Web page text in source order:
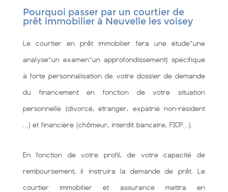
Pourquoi passer par un courtier de
prêt immobilier à Neuvelle les voisey
Le courtier en prêt immobilier fera une étude~une
analyse~un examen~un approfondissement} spécifique
à forte personnalisation de votre dossier de demande
du financement en fonction de votre situation
personnelle (divorcé, étranger, expatrié non-résident
…) et financière (chômeur, interdit bancaire, FICP…).
En fonction de votre profil, de votre capacité de
remboursement, il instruira la demande de prêt. Le
courtier immobilier et assurance mettra en